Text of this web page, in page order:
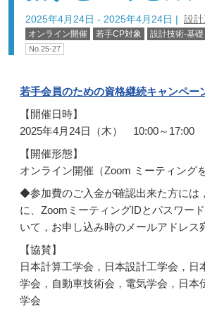
2025年4月24日 - 2025年4月24日 | 設
オンライン開催 若手CP対象 設計技術-基礎
No.25-27
若手会員のための資格継続キャンペー
【開催日時】
2025年4月24日（木） 10:00～17:00
【開催形態】
オンライン開催（Zoom ミーティング
◆参加費のご入金が確認出来た方には
に、ZoomミーティングIDとパスワー
いて，お申し込み時のメールアドレス
【協賛】
日本計算工学会，日本設計工学会，日
学会，自動車技術会，電気学会，日本
学会